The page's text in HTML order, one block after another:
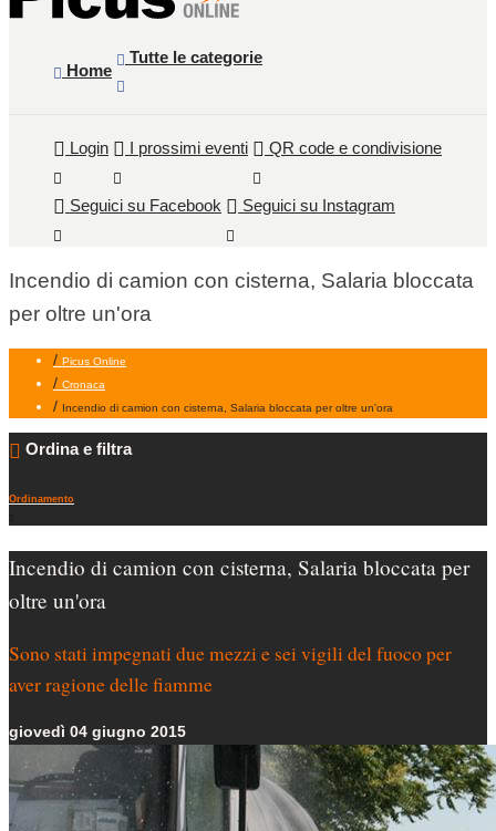
Home
Tutte le categorie
Login I prossimi eventi QR code e condivisione
Seguici su Facebook Seguici su Instagram
Incendio di camion con cisterna, Salaria bloccata
per oltre un'ora
/ Picus Online
/ Cronaca
/ Incendio di camion con cisterna, Salaria bloccata per oltre un'ora
Ordina e filtra
Ordinamento
Incendio di camion con cisterna, Salaria bloccata per
oltre un'ora
Sono stati impegnati due mezzi e sei vigili del fuoco per
aver ragione delle fiamme
giovedì 04 giugno 2015